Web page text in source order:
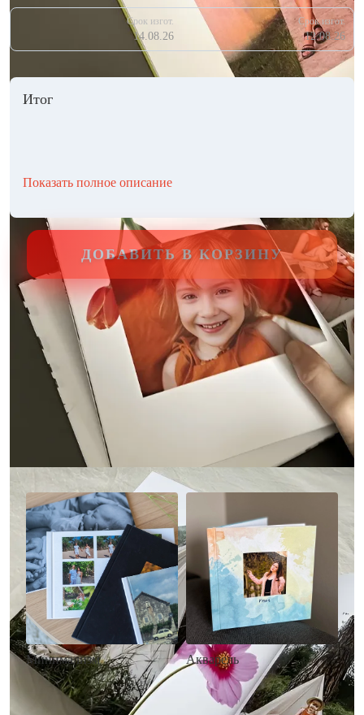
Срок изгот.
14.08.26
Срок изгот.
12.08.26
Итог
Показать полное описание
ДОБАВИТЬ В КОРЗИНУ
Другие стили фотокниг
Минимализм
• Без декора
• Выбор цвета фона
Акварель
• Декор в стиле
акварельных красок